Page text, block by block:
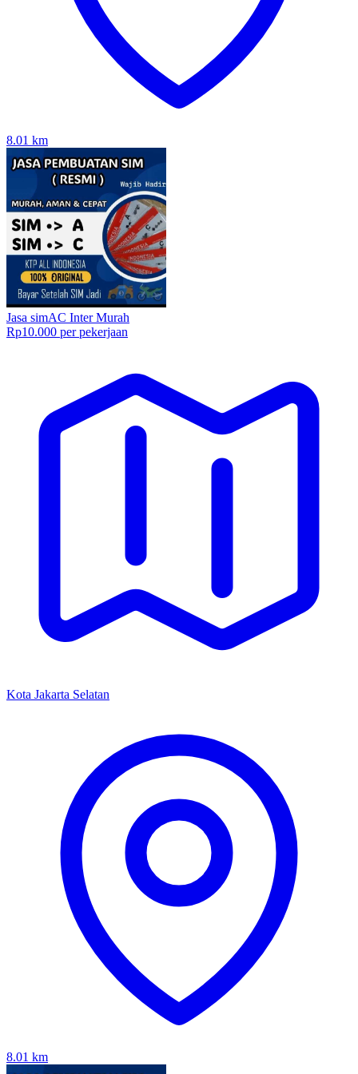
8.01 km
Jasa simAC Inter Murah
Rp10.000 per pekerjaan
Kota Jakarta Selatan
8.01 km